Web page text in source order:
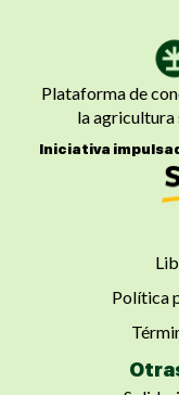
Plataforma de
la
Iniciativa
Política